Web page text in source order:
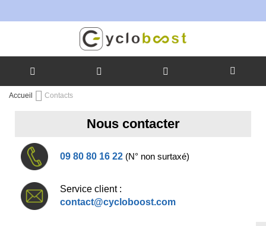
Allez
Accueil Contacts
Nous contacter
09 80 80 16 22 (N° non surtaxé)
Service client :
contact@cycloboost.com